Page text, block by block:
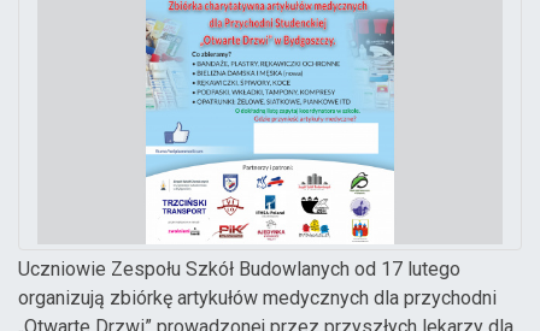
Uczniowie Zespołu Szkół Budowlanych od 17 lutego
organizują zbiórkę artykułów medycznych dla przychodni